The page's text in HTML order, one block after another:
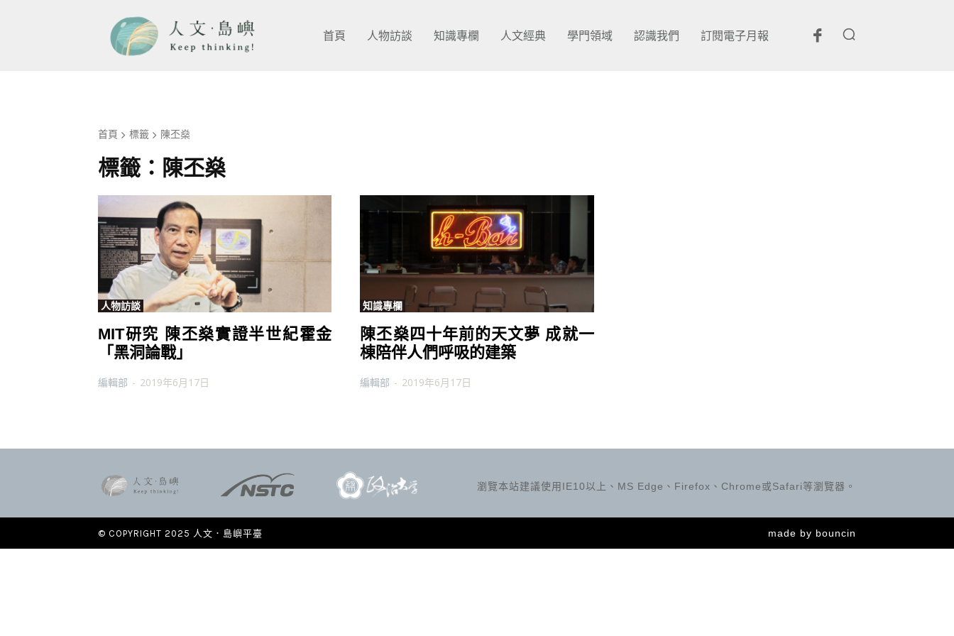
首頁 人物訪談 知識專欄 人文經典 學門領域 認識我們 訂閱電子月報
首頁 標籤 陳丕燊
標籤： 陳丕燊
人物訪談
MIT研究 陳丕燊實證半世紀霍金
「黑洞論戰」
編輯部 - 2019年6月17日
知識專欄
陳丕燊四十年前的天文夢 成就一
棟陪伴人們呼吸的建築
編輯部 - 2019年6月17日
瀏覽本站建議使用IE10以上、MS Edge、Firefox、Chrome或Safari等瀏覽器。
© COPYRIGHT 2025 人文．島嶼平臺 made by bouncin